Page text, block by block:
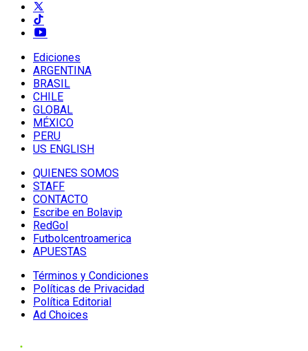
Ediciones
ARGENTINA
BRASIL
CHILE
GLOBAL
MÉXICO
PERU
US ENGLISH
QUIENES SOMOS
STAFF
CONTACTO
Escribe en Bolavip
RedGol
Futbolcentroamerica
APUESTAS
Términos y Condiciones
Políticas de Privacidad
Política Editorial
Ad Choices